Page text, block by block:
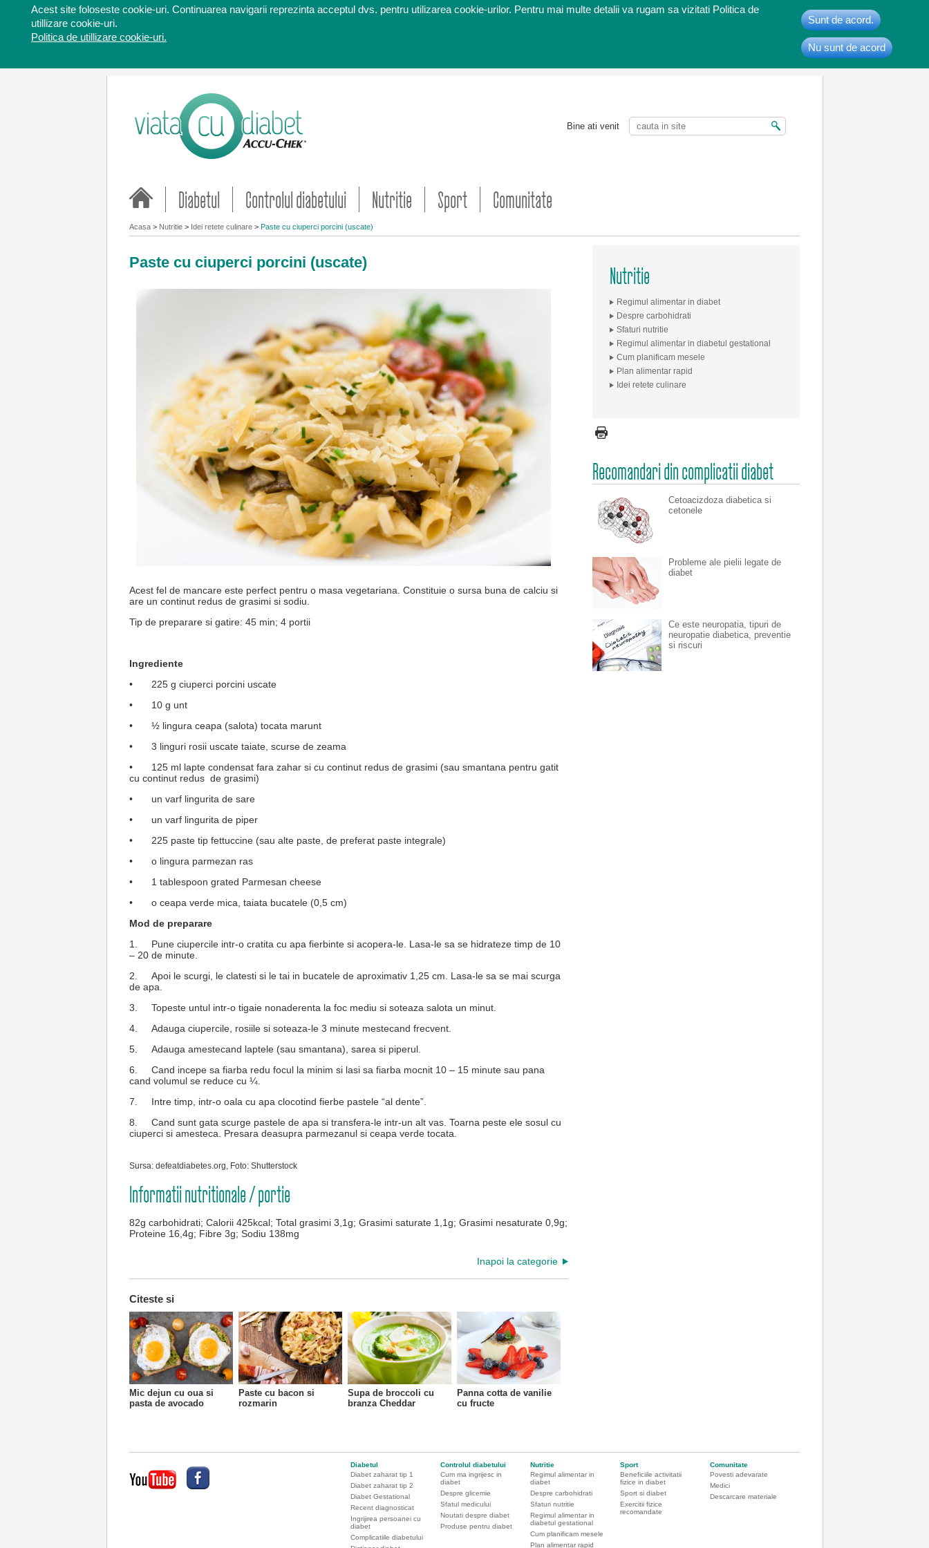
Acest site foloseste cookie-uri. Continuarea navigarii reprezinta acceptul dvs. pentru utilizarea cookie-urilor. Pentru mai multe detalii va rugam sa vizitati Politica de
utillizare cookie-uri.
Politica de utillizare cookie-uri.
Sunt de acord.
Nu sunt de acord
Bine ati venit
Diabetul Controlul diabetului Nutritie Sport Comunitate
Acasa > Nutritie > Idei retete culinare > Paste cu ciuperci porcini (uscate)
Paste cu ciuperci porcini (uscate)
Acest fel de mancare este perfect pentru o masa vegetariana. Constituie o sursa buna de calciu si
are un continut redus de grasimi si sodiu.
Tip de preparare si gatire: 45 min; 4 portii
Ingrediente
•
225 g ciuperci porcini uscate
•
10 g unt
•
½ lingura ceapa (salota) tocata marunt
•
3 linguri rosii uscate taiate, scurse de zeama
•
125 ml lapte condensat fara zahar si cu continut redus de grasimi (sau smantana pentru gatit
cu continut redus de grasimi)
•
un varf lingurita de sare
•
un varf lingurita de piper
•
225 paste tip fettuccine (sau alte paste, de preferat paste integrale)
•
o lingura parmezan ras
•
1 tablespoon grated Parmesan cheese
•
o ceapa verde mica, taiata bucatele (0,5 cm)
Mod de preparare
1.
Pune ciupercile intr-o cratita cu apa fierbinte si acopera-le. Lasa-le sa se hidrateze timp de 10
– 20 de minute.
2.
Apoi le scurgi, le clatesti si le tai in bucatele de aproximativ 1,25 cm. Lasa-le sa se mai scurga
de apa.
3.
Topeste untul intr-o tigaie nonaderenta la foc mediu si soteaza salota un minut.
4.
Adauga ciupercile, rosiile si soteaza-le 3 minute mestecand frecvent.
5.
Adauga amestecand laptele (sau smantana), sarea si piperul.
6.
Cand incepe sa fiarba redu focul la minim si lasi sa fiarba mocnit 10 – 15 minute sau pana
cand volumul se reduce cu ¼.
7.
Intre timp, intr-o oala cu apa clocotind fierbe pastele “al dente”.
8.
Cand sunt gata scurge pastele de apa si transfera-le intr-un alt vas. Toarna peste ele sosul cu
ciuperci si amesteca. Presara deasupra parmezanul si ceapa verde tocata.
Sursa: defeatdiabetes.org, Foto: Shutterstock
Informatii nutritionale / portie
82g carbohidrati; Calorii 425kcal; Total grasimi 3,1g; Grasimi saturate 1,1g; Grasimi nesaturate 0,9g;
Proteine 16,4g; Fibre 3g; Sodiu 138mg
Inapoi la categorie
Citeste si
Mic dejun cu oua si
pasta de avocado
Paste cu bacon si
rozmarin
Supa de broccoli cu
branza Cheddar
Panna cotta de vanilie
cu fructe
Nutritie
Regimul alimentar in diabet
Despre carbohidrati
Sfaturi nutritie
Regimul alimentar in diabetul gestational
Cum planificam mesele
Plan alimentar rapid
Idei retete culinare
Recomandari din complicatii diabet
Cetoacizdoza diabetica si
cetonele
Probleme ale pielii legate de
diabet
Ce este neuropatia, tipuri de
neuropatie diabetica, preventie
si riscuri
Diabetul
Diabet zaharat tip 1
Diabet zaharat tip 2
Diabet Gestational
Recent diagnosticat
Ingrijirea persoanei cu
diabet
Complicatiile diabetului
Controlul diabetului
Cum ma ingrijesc in
diabet
Despre glicemie
Sfatul medicului
Noutati despre diabet
Produse pentru diabet
Nutritie
Regimul alimentar in
diabet
Despre carbohidrati
Sfaturi nutritie
Regimul alimentar in
diabetul gestational
Cum planificam mesele
Plan alimentar rapid
Sport
Beneficiile activitatii
fizice in diabet
Sport si diabet
Exercitii fizice
recomandate
Comunitate
Povesti adevarate
Medici
Descarcare materiale